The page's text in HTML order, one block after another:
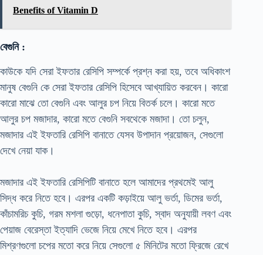
Benefits of Vitamin D
বেগুনি :
কাউকে যদি সেরা ইফতার রেসিপি সম্পর্কে প্রশ্ন করা হয়, তবে অধিকাংশ
মানুষ বেগুনি কে সেরা ইফতার রেসিপি হিসেবে আখ্যায়িত করবেন। কারো
কারো মাঝে তো বেগুনি এবং আলুর চপ নিয়ে বিতর্ক চলে। কারো মতে
আলুর চপ মজাদার, কারো মতে বেগুনি সবথেকে মজাদা। তো চলুন,
মজাদার এই ইফতারি রেসিপি বানাতে যেসব উপাদান প্রয়োজন, সেগুলো
দেখে নেয়া যাক।
মজাদার এই ইফতারি রেসিপিটি বানাতে হলে আমাদের প্রথমেই আলু
সিদ্ধ করে নিতে হবে। এরপর একটি কড়াইয়ে আলু ভর্তা, ডিমের ভর্তা,
কাঁচামরিচ কুচি, গরম মশলা গুড়ো, ধনেপাতা কুচি, স্বাদ অনুযায়ী লবণ এবং
পেয়াজ বেরেস্তা ইত্যাদি ভেজে নিয়ে মেখে নিতে হবে। এরপর
মিশ্রণগুলো চপের মতো করে নিয়ে সেগুলো ৫ মিনিটের মতো ফ্রিজে রেখে